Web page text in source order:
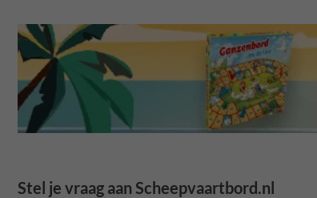
Stel je vraag aan Scheepvaartbord.nl